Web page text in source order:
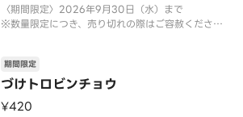
〈期間限定〉2026年9月30日（水）まで
※数量限定につき、売り切れの際はご容赦くださ
づけトロビンチョウ
期間限定
¥420